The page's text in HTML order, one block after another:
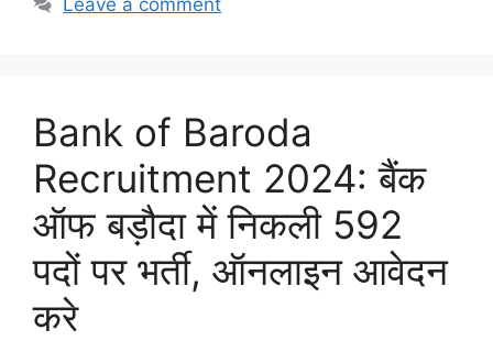
Leave a comment
Bank of Baroda
Recruitment 2024: बैंक
ऑफ बड़ौदा में निकली 592
पदों पर भर्ती, ऑनलाइन आवेदन
करे